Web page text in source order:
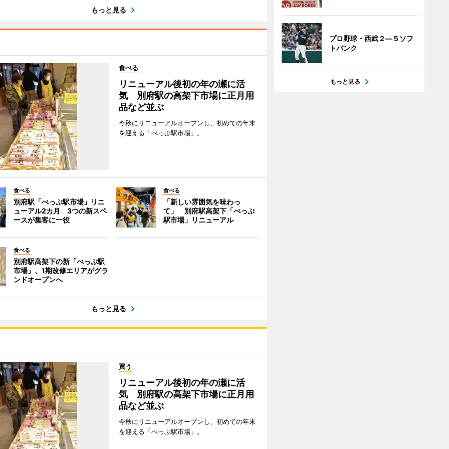
もっと見る
食べる
リニューアル後初の年の瀬に活
気 別府駅の高架下市場に正月用
品など並ぶ
今秋にリニューアルオープンし、初めての年末
を迎える「べっぷ駅市場」。
食べる
別府駅「べっぷ駅市場」リニ
ューアル2カ月 3つの新スペ
ースが集客に一役
食べる
「新しい雰囲気を味わっ
て」 別府駅高架下「べっぷ
駅市場」リニューアル
食べる
別府駅高架下の新「べっぷ駅
市場」、1期改修エリアがグラ
ンドオープンへ
もっと見る
買う
リニューアル後初の年の瀬に活
気 別府駅の高架下市場に正月用
品など並ぶ
今秋にリニューアルオープンし、初めての年末
を迎える「べっぷ駅市場」。
プロ野球・西武２―５ソフ
トバンク
もっと見る